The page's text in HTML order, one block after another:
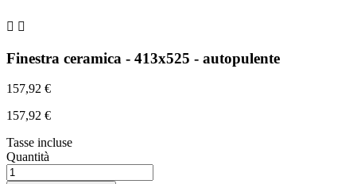
 
Finestra ceramica - 413x525 - autopulente
157,92 €
157,92 €
Tasse incluse
Quantità